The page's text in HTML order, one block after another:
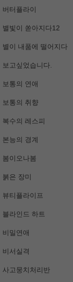
버터플라이
별빛이 쏟아지다12
별이 내품에 떨어지다
보고싶었습니다.
보통의 연애
보통의 취향
복수의 레스피
본능의 경계
봄이오나봄
붉은 장미
뷰티플라이프
블라인드 하트
비밀연애
비서실격
사고뭉치처리반